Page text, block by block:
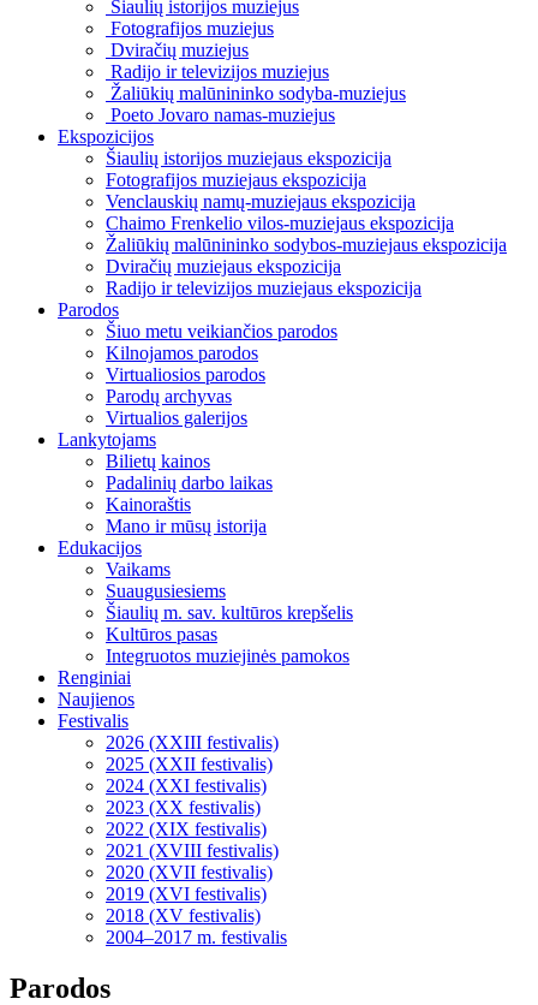
Šiaulių istorijos muziejus
Fotografijos muziejus
Dviračių muziejus
Radijo ir televizijos muziejus
Žaliūkių malūnininko sodyba-muziejus
Poeto Jovaro namas-muziejus
Ekspozicijos
Šiaulių istorijos muziejaus ekspozicija
Fotografijos muziejaus ekspozicija
Venclauskių namų-muziejaus ekspozicija
Chaimo Frenkelio vilos-muziejaus ekspozicija
Žaliūkių malūnininko sodybos-muziejaus ekspozicija
Dviračių muziejaus ekspozicija
Radijo ir televizijos muziejaus ekspozicija
Parodos
Šiuo metu veikiančios parodos
Kilnojamos parodos
Virtualiosios parodos
Parodų archyvas
Virtualios galerijos
Lankytojams
Bilietų kainos
Padalinių darbo laikas
Kainoraštis
Mano ir mūsų istorija
Edukacijos
Vaikams
Suaugusiesiems
Šiaulių m. sav. kultūros krepšelis
Kultūros pasas
Integruotos muziejinės pamokos
Renginiai
Naujienos
Festivalis
2026 (XXIII festivalis)
2025 (XXII festivalis)
2024 (XXI festivalis)
2023 (XX festivalis)
2022 (XIX festivalis)
2021 (XVIII festivalis)
2020 (XVII festivalis)
2019 (XVI festivalis)
2018 (XV festivalis)
2004–2017 m. festivalis
Parodos